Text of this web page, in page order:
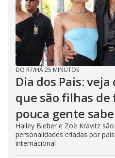
DO R7/HÁ 25 MINUTOS
Dia dos Pais:
que são filhas de
pouca gente sabe
Hailey Bieber e Zoë Kravitz
personalidades criadas por
internacional